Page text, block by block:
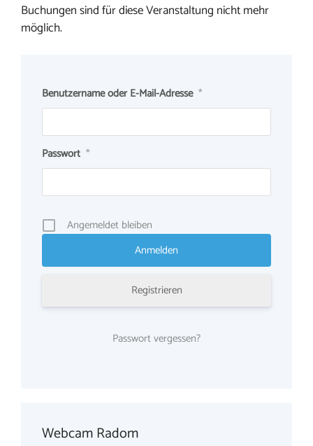
Buchungen sind für diese Veranstaltung nicht mehr
möglich.
Benutzername oder E-Mail-Adresse *
Passwort *
Angemeldet bleiben
Registrieren
Passwort vergessen?
Webcam Radom